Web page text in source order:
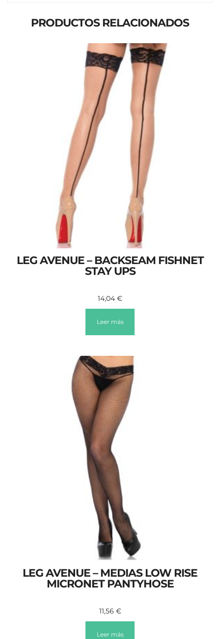
PRODUCTOS RELACIONADOS
LEG AVENUE – BACKSEAM FISHNET
STAY UPS
14,04 €
Leer más
LEG AVENUE – MEDIAS LOW RISE
MICRONET PANTYHOSE
11,56 €
Leer más